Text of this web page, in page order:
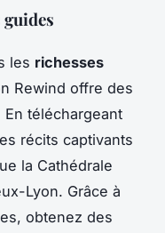
les richesses
Rewind offre des
téléchargeant
récits captivants
la Cathédrale
Lyon. Grâce à
obtenez des